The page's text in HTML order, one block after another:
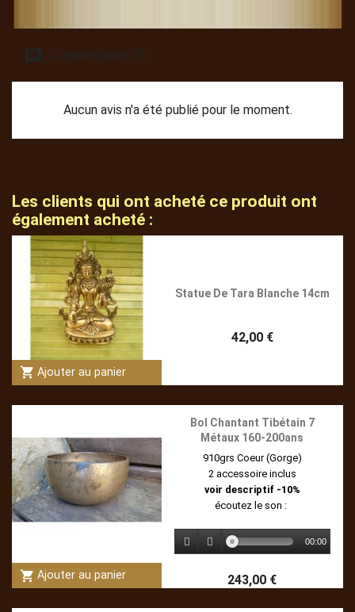
Commentaires (0)
Aucun avis n'a été publié pour le moment.
Les clients qui ont acheté ce produit ont
également acheté :
shopping_cart Ajouter au panier
Statue De Tara Blanche 14cm
42,00 €
shopping_cart Ajouter au panier
Bol Chantant Tibétain 7
Métaux 160-200ans
910grs Coeur (Gorge)
2 accessoire inclus
voir descriptif -10%
écoutez le son :
00:00
243,00 €